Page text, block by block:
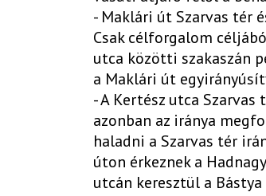
- Maklári út Szarvas tér
Csak célforgalom
utca közötti szakaszán
a Maklári út
- A Kertész utca
azonban az iránya
haladni a Szarvas tér
úton érkeznek a
utcán keresztül a